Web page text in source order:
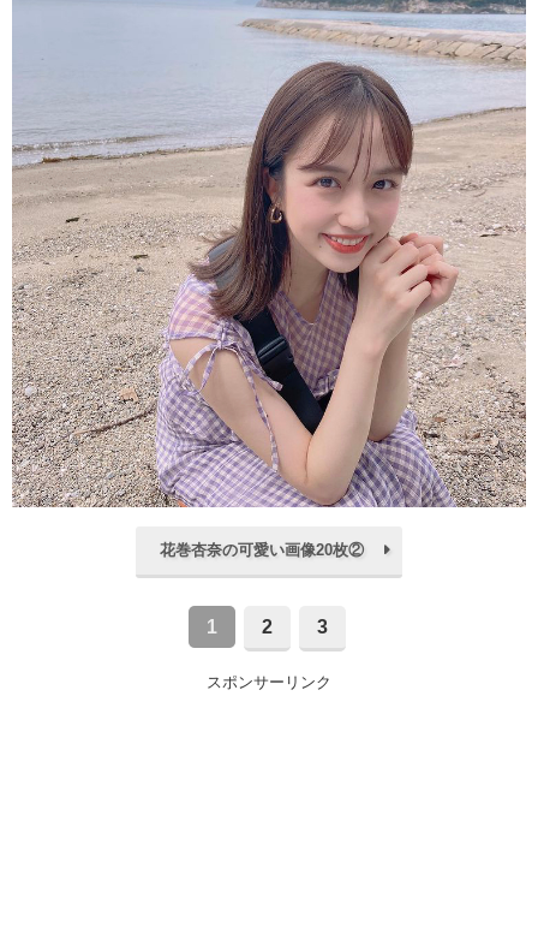
花巻杏奈の可愛い画像20枚②
1 2 3
スポンサーリンク